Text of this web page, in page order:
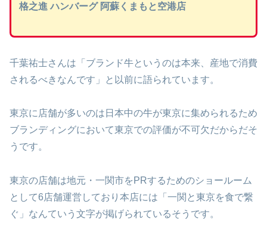
格之進 ハンバーグ 阿蘇くまもと空港店
千葉祐士さんは「ブランド牛というのは本来、産地で消費
されるべきなんです」と以前に語られています。
東京に店舗が多いのは日本中の牛が東京に集められるため
ブランディングにおいて東京での評価が不可欠だからだそ
うです。
東京の店舗は地元・一関市をPRするためのショールーム
として6店舗運営しており本店には「一関と東京を食で繋
ぐ」なんていう文字が掲げられているそうです。